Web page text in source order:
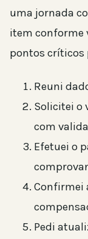
uma jornada
item conforme
pontos críticos
Reuni
Solicitei o
com
Efetuei o
Confirmei
Pedi